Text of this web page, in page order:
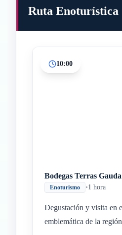
Ruta Enoturística
10:00
Bodegas Terras Gauda
Enoturismo •1 hora
Degustación y visita en
emblemática de la